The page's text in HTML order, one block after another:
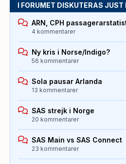
I FORUMET DISKUTERAS JUST
ARN, CPH
4 kommentarer
Ny kris i Norse/Indigo?
56 kommentarer
Sola pausar Arlanda
13 kommentarer
SAS strejk i Norge
20 kommentarer
SAS Main vs SAS Connect
23 kommentarer